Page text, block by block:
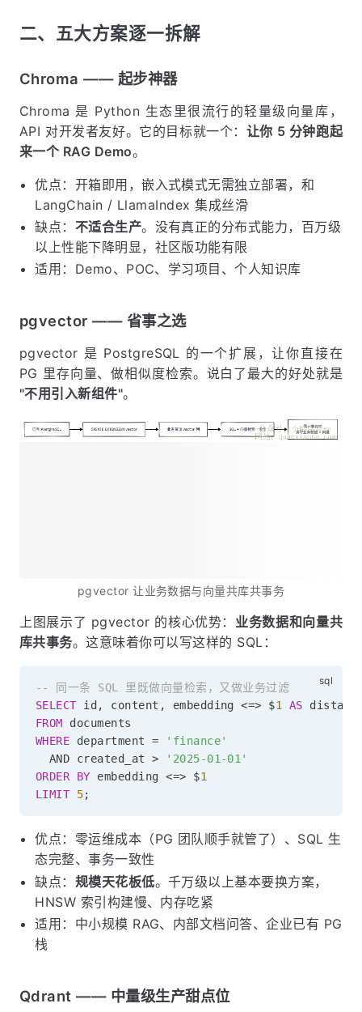
二、五大方案逐一拆解
Chroma —— 起步神器
Chroma 是 Python 生态里很流行的轻量级向量库，
API 对开发者友好。它的目标就一个： 让你 5 分钟跑起
来一个 RAG Demo。
优点：开箱即用，嵌入式模式无需独立部署，和
LangChain / LlamaIndex 集成丝滑
缺点： 不适合生产。没有真正的分布式能力，百万级
以上性能下降明显，社区版功能有限
适用：Demo、POC、学习项目、个人知识库
pgvector —— 省事之选
pgvector 是 PostgreSQL 的一个扩展，让你直接在
PG 里存向量、做相似度检索。说白了最大的好处就是
"不用引入新组件"。
pgvector 让业务数据与向量共库共事务
上图展示了 pgvector 的核心优势： 业务数据和向量共
库共事务。这意味着你可以写这样的 SQL：
-- 同一条 SQL 里既做向量检索，又做业务过滤
SELECT id , content , embedding <=> $1 AS
FROM
WHERE department =
'finance'
AND created_at >
'2025-01-01'
ORDER BY embedding <=> $1
LIMIT
5;
优点：零运维成本（PG 团队顺手就管了）、SQL 生
态完整、事务一致性
缺点： 规模天花板低。千万级以上基本要换方案，
HNSW 索引构建慢、内存吃紧
适用：中小规模 RAG、内部文档问答、企业已有 PG
栈
Qdrant —— 中量级生产甜点位